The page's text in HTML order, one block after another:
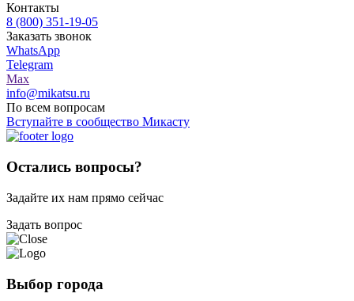
Контакты
8 (800) 351-19-05
Заказать звонок
WhatsApp
Telegram
Max
info@mikatsu.ru
По всем вопросам
Вступайте в сообщество Микасту
Остались вопросы?
Задайте их нам прямо сейчас
Задать вопрос
Выбор города